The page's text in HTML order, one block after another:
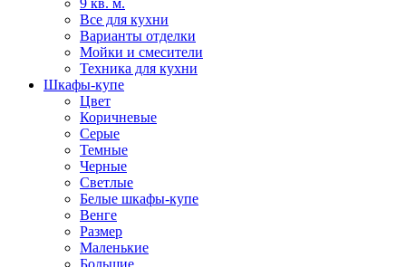
9 кв. м.
Все для кухни
Варианты отделки
Мойки и смесители
Техника для кухни
Шкафы-купе
Цвет
Коричневые
Серые
Темные
Черные
Светлые
Белые шкафы-купе
Венге
Размер
Маленькие
Большие